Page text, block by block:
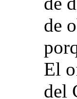
de
El
del